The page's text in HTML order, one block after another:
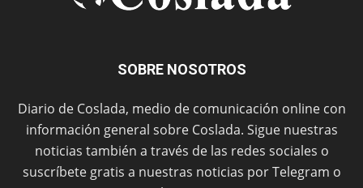
SOBRE NOSOTROS
Diario de Coslada, medio de comunicación online con
información general sobre Coslada. Sigue nuestras
noticias también a través de las redes sociales o
suscríbete gratis a nuestras noticias por Telegram o